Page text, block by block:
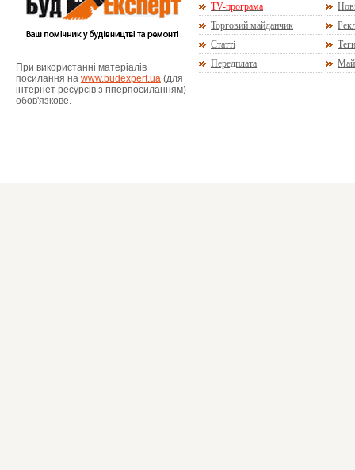
При використанні матеріалів
посилання на www.budexpert.ua (для
інтернет ресурсів з гіперпосиланням)
обов'язкове.
TV-програма
Торговий майданчик
Статті
Теги
Передплата